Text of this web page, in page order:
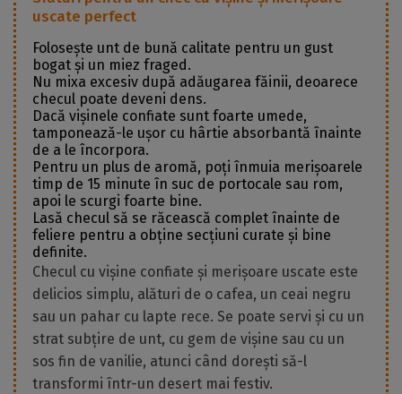
uscate perfect
Folosește unt de bună calitate pentru un gust
bogat și un miez fraged.
Nu mixa excesiv după adăugarea făinii, deoarece
checul poate deveni dens.
Dacă vișinele confiate sunt foarte umede,
tamponează-le ușor cu hârtie absorbantă înainte
de a le încorpora.
Pentru un plus de aromă, poți înmuia merișoarele
timp de 15 minute în suc de portocale sau rom,
apoi le scurgi foarte bine.
Lasă checul să se răcească complet înainte de
feliere pentru a obține secțiuni curate și bine
definite.
Checul cu vișine confiate și merișoare uscate este
delicios simplu, alături de o cafea, un ceai negru
sau un pahar cu lapte rece. Se poate servi și cu un
strat subțire de unt, cu gem de vișine sau cu un
sos fin de vanilie, atunci când dorești să-l
transformi într-un desert mai festiv.